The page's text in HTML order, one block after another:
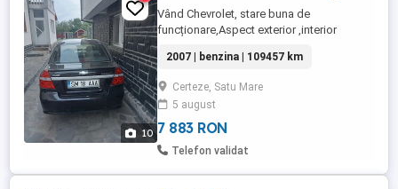
10
Vând Chevrolet, stare buna de
funcționare,Aspect exterior ,interior
înmatriculare 14.03.2007, Motor 1.4
benzina, 1340cm3, Foarte puțin rulata,
Km.109457. Cutie manuala. Vindem
mașina pentru că am îmbătrânit și nu ne
permite sănătatea să o conducem.
2007 | benzina | 109457 km
Certeze, Satu Mare
5 august
7 883 RON
Telefon validat